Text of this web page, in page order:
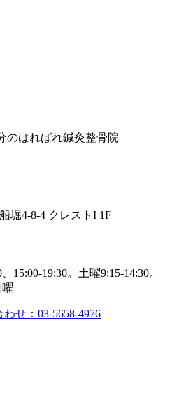
のはればれ鍼灸整骨院
堀4-8-4 クレストI 1F